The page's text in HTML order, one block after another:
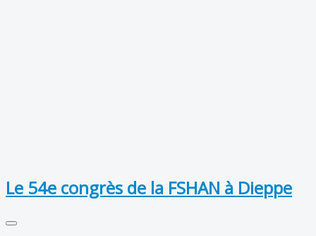
Le 54e congrès de la FSHAN à Dieppe